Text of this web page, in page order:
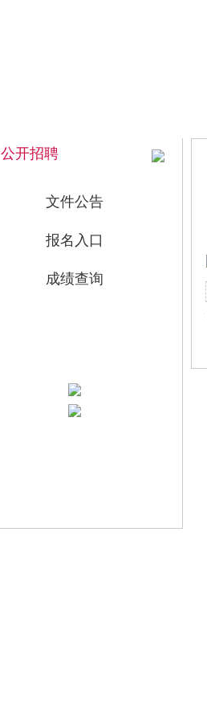
公开招聘
文件公告
报名入口
成绩查询